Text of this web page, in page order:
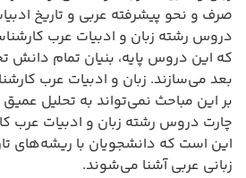
صرف و نحو پیشرفته عربی و تاریخ
دروس رشته زبان و ادبیات عرب
که این دروس پایه، بنیان تمام
بعد می‌سازند. زبان و ادبیات عرب
بر این مباحث نمی‌تواند به تحلیل
چارت دروس رشته زبان و ادبیات عرب
این است که دانشجویان با ریشه‌های
زبانی عربی آشنا می‌شوند.